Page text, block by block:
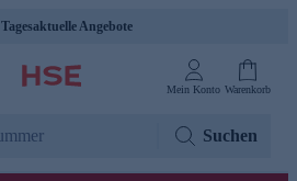
Tagesaktuelle Angebote
Mein Konto Warenkorb
Suchen